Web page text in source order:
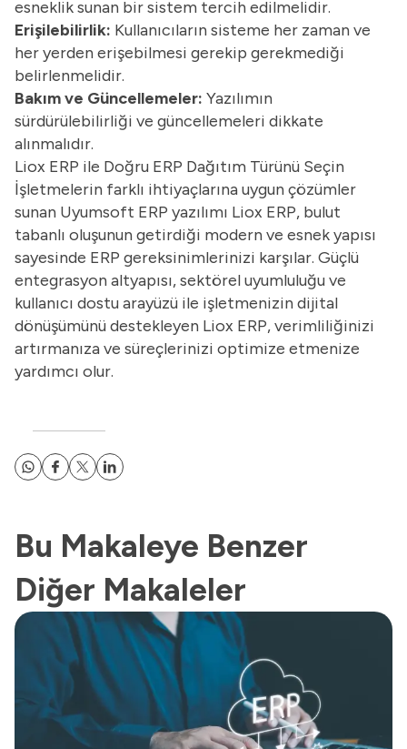
esneklik sunan bir sistem tercih edilmelidir.
Erişilebilirlik: Kullanıcıların sisteme her zaman ve
her yerden erişebilmesi gerekip gerekmediği
belirlenmelidir.
Bakım ve Güncellemeler: Yazılımın
sürdürülebilirliği ve güncellemeleri dikkate
alınmalıdır.
Liox ERP ile Doğru ERP Dağıtım Türünü Seçin
İşletmelerin farklı ihtiyaçlarına uygun çözümler
sunan Uyumsoft ERP yazılımı Liox ERP, bulut
tabanlı oluşunun getirdiği modern ve esnek yapısı
sayesinde ERP gereksinimlerinizi karşılar. Güçlü
entegrasyon altyapısı, sektörel uyumluluğu ve
kullanıcı dostu arayüzü ile işletmenizin dijital
dönüşümünü destekleyen Liox ERP, verimliliğinizi
artırmanıza ve süreçlerinizi optimize etmenize
yardımcı olur.
Bu Makaleye Benzer
Diğer Makaleler